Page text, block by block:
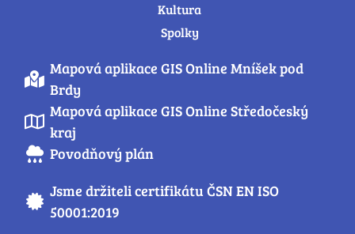
Kultura
Spolky
Mapová aplikace GIS Online Mníšek pod
Brdy
Mapová aplikace GIS Online Středočeský
kraj
Povodňový plán
Jsme držiteli certifikátu ČSN EN ISO
50001:2019